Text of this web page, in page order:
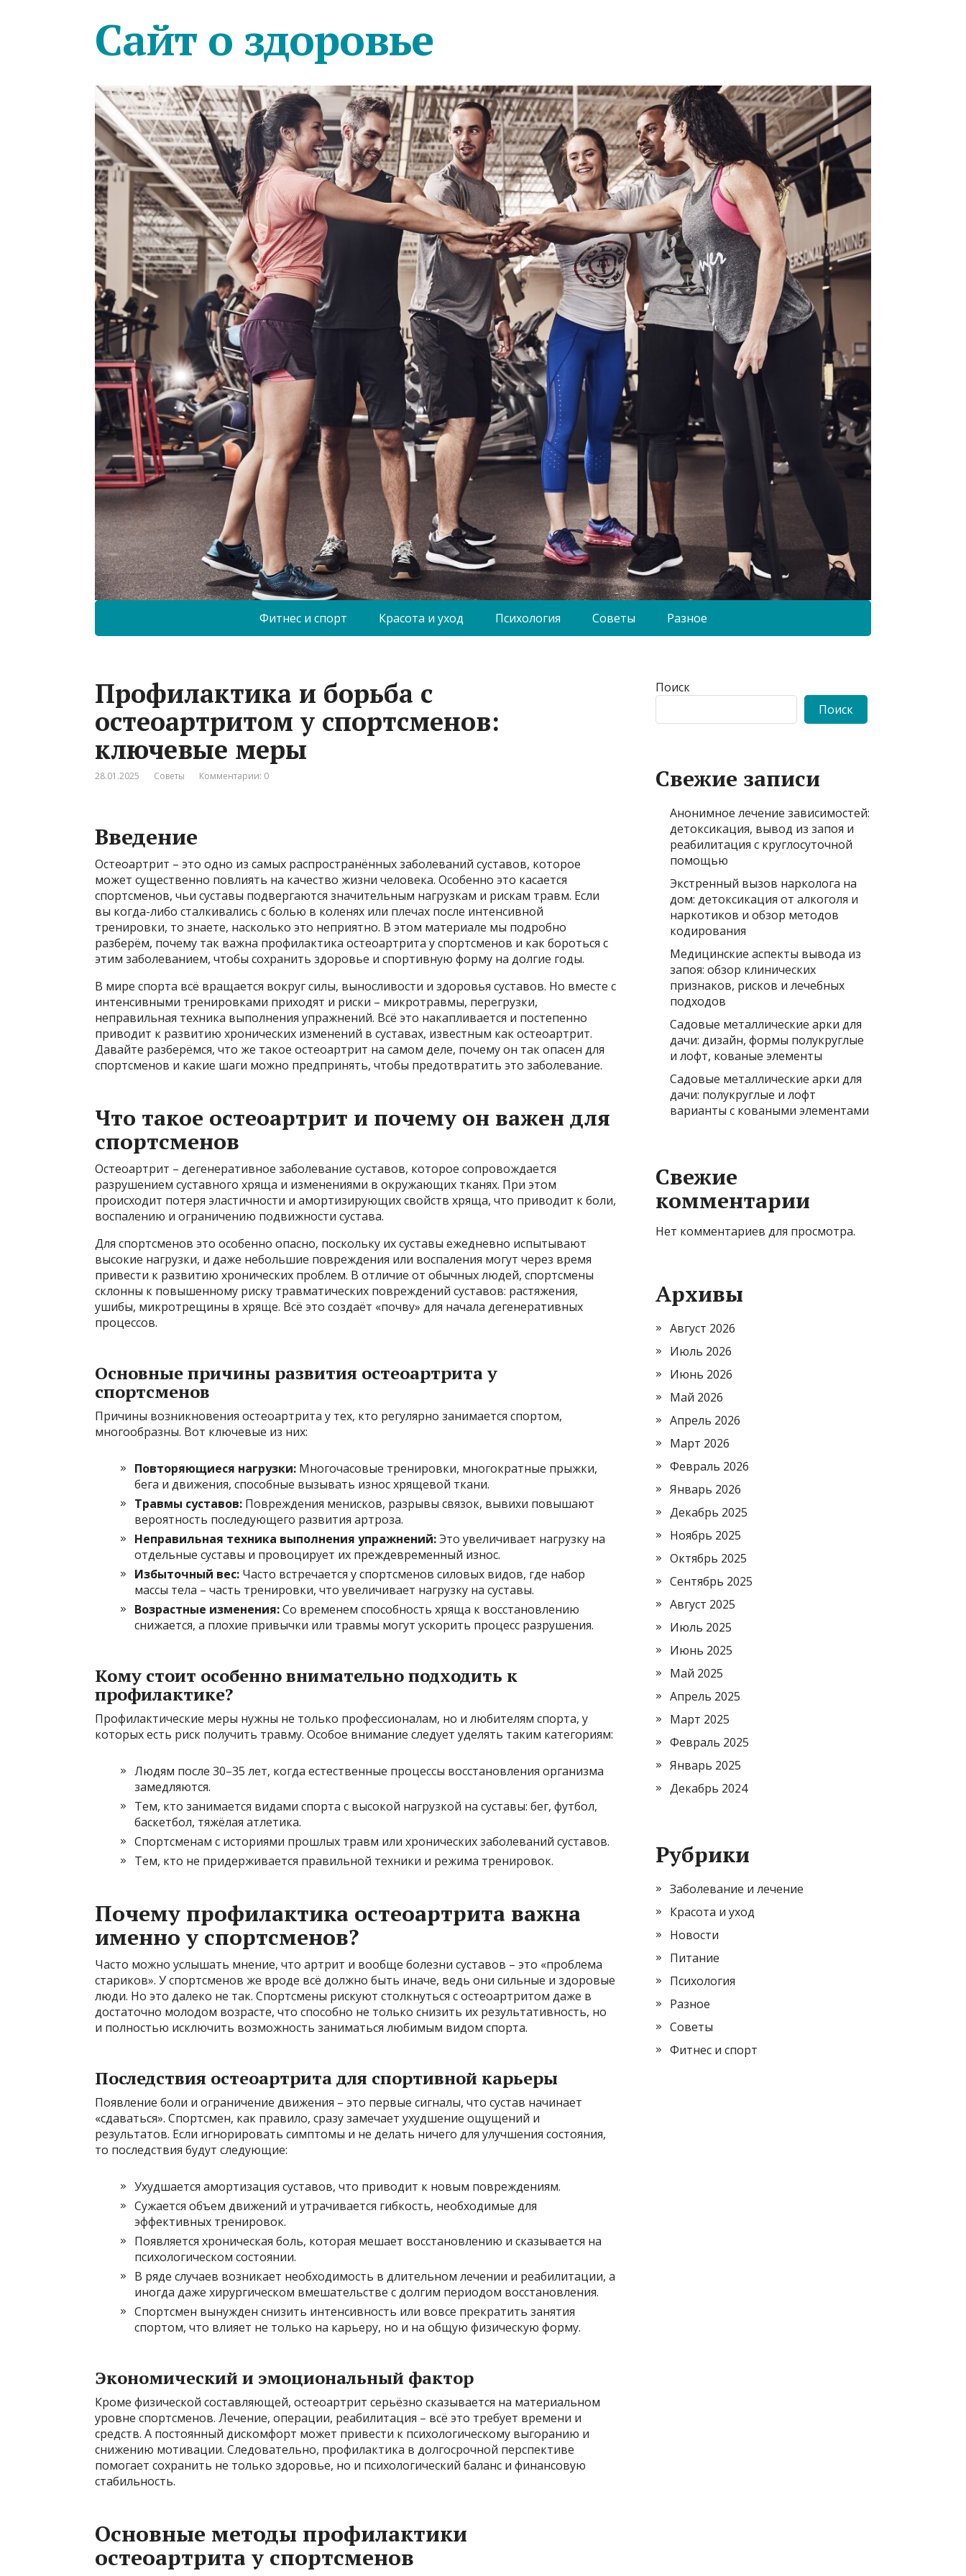
Сайт о здоровье
Фитнес и спорт Красота и уход Психология Советы Разное
Профилактика и борьба с
остеоартритом у спортсменов:
ключевые меры
28.01.2025 Советы Комментарии: 0
Введение
Остеоартрит – это одно из самых распространённых заболеваний суставов, которое
может существенно повлиять на качество жизни человека. Особенно это касается
спортсменов, чьи суставы подвергаются значительным нагрузкам и рискам травм. Если
вы когда-либо сталкивались с болью в коленях или плечах после интенсивной
тренировки, то знаете, насколько это неприятно. В этом материале мы подробно
разберём, почему так важна профилактика остеоартрита у спортсменов и как бороться с
этим заболеванием, чтобы сохранить здоровье и спортивную форму на долгие годы.
В мире спорта всё вращается вокруг силы, выносливости и здоровья суставов. Но вместе с
интенсивными тренировками приходят и риски – микротравмы, перегрузки,
неправильная техника выполнения упражнений. Всё это накапливается и постепенно
приводит к развитию хронических изменений в суставах, известным как остеоартрит.
Давайте разберёмся, что же такое остеоартрит на самом деле, почему он так опасен для
спортсменов и какие шаги можно предпринять, чтобы предотвратить это заболевание.
Что такое остеоартрит и почему он важен для
спортсменов
Остеоартрит – дегенеративное заболевание суставов, которое сопровождается
разрушением суставного хряща и изменениями в окружающих тканях. При этом
происходит потеря эластичности и амортизирующих свойств хряща, что приводит к боли,
воспалению и ограничению подвижности сустава.
Для спортсменов это особенно опасно, поскольку их суставы ежедневно испытывают
высокие нагрузки, и даже небольшие повреждения или воспаления могут через время
привести к развитию хронических проблем. В отличие от обычных людей, спортсмены
склонны к повышенному риску травматических повреждений суставов: растяжения,
ушибы, микротрещины в хряще. Всё это создаёт «почву» для начала дегенеративных
процессов.
Основные причины развития остеоартрита у
спортсменов
Причины возникновения остеоартрита у тех, кто регулярно занимается спортом,
многообразны. Вот ключевые из них:
Повторяющиеся нагрузки: Многочасовые тренировки, многократные прыжки,
бега и движения, способные вызывать износ хрящевой ткани.
Травмы суставов: Повреждения менисков, разрывы связок, вывихи повышают
вероятность последующего развития артроза.
Неправильная техника выполнения упражнений:Это увеличивает нагрузку на
отдельные суставы и провоцирует их преждевременный износ.
Избыточный вес: Часто встречается у спортсменов силовых видов, где набор
массы тела – часть тренировки, что увеличивает нагрузку на суставы.
Возрастные изменения:Со временем способность хряща к восстановлению
снижается, а плохие привычки или травмы могут ускорить процесс разрушения.
Кому стоит особенно внимательно подходить к
профилактике?
Профилактические меры нужны не только профессионалам, но и любителям спорта, у
которых есть риск получить травму. Особое внимание следует уделять таким категориям:
Людям после 30–35 лет, когда естественные процессы восстановления организма
замедляются.
Тем, кто занимается видами спорта с высокой нагрузкой на суставы: бег, футбол,
баскетбол, тяжёлая атлетика.
Спортсменам с историями прошлых травм или хронических заболеваний суставов.
Тем, кто не придерживается правильной техники и режима тренировок.
Почему профилактика остеоартрита важна
именно у спортсменов?
Часто можно услышать мнение, что артрит и вообще болезни суставов – это «проблема
стариков». У спортсменов же вроде всё должно быть иначе, ведь они сильные и здоровые
люди. Но это далеко не так. Спортсмены рискуют столкнуться с остеоартритом даже в
достаточно молодом возрасте, что способно не только снизить их результативность, но
и полностью исключить возможность заниматься любимым видом спорта.
Последствия остеоартрита для спортивной карьеры
Появление боли и ограничение движения – это первые сигналы, что сустав начинает
«сдаваться». Спортсмен, как правило, сразу замечает ухудшение ощущений и
результатов. Если игнорировать симптомы и не делать ничего для улучшения состояния,
то последствия будут следующие:
Ухудшается амортизация суставов, что приводит к новым повреждениям.
Сужается объем движений и утрачивается гибкость, необходимые для
эффективных тренировок.
Появляется хроническая боль, которая мешает восстановлению и сказывается на
психологическом состоянии.
В ряде случаев возникает необходимость в длительном лечении и реабилитации, а
иногда даже хирургическом вмешательстве с долгим периодом восстановления.
Спортсмен вынужден снизить интенсивность или вовсе прекратить занятия
спортом, что влияет не только на карьеру, но и на общую физическую форму.
Экономический и эмоциональный фактор
Кроме физической составляющей, остеоартрит серьёзно сказывается на материальном
уровне спортсменов. Лечение, операции, реабилитация – всё это требует времени и
средств. А постоянный дискомфорт может привести к психологическому выгоранию и
снижению мотивации. Следовательно, профилактика в долгосрочной перспективе
помогает сохранить не только здоровье, но и психологический баланс и финансовую
стабильность.
Основные методы профилактики
остеоартрита у спортсменов
Поиск
Поиск
Свежие записи
Анонимное лечение зависимостей:
детоксикация, вывод из запоя и
реабилитация с круглосуточной
помощью
Экстренный вызов нарколога на
дом: детоксикация от алкоголя и
наркотиков и обзор методов
кодирования
Медицинские аспекты вывода из
запоя: обзор клинических
признаков, рисков и лечебных
подходов
Садовые металлические арки для
дачи: дизайн, формы полукруглые
и лофт, кованые элементы
Садовые металлические арки для
дачи: полукруглые и лофт
варианты с коваными элементами
Свежие
комментарии
Нет комментариев для просмотра.
Архивы
Август 2026
Июль 2026
Июнь 2026
Май 2026
Апрель 2026
Март 2026
Февраль 2026
Январь 2026
Декабрь 2025
Ноябрь 2025
Октябрь 2025
Сентябрь 2025
Август 2025
Июль 2025
Июнь 2025
Май 2025
Апрель 2025
Март 2025
Февраль 2025
Январь 2025
Декабрь 2024
Рубрики
Заболевание и лечение
Красота и уход
Новости
Питание
Психология
Разное
Советы
Фитнес и спорт